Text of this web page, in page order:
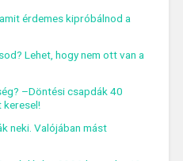
érdemes kipróbálnod a
Lehet, hogy nem ott van a
–Döntési csapdák 40
keresel!
neki. Valójában mást